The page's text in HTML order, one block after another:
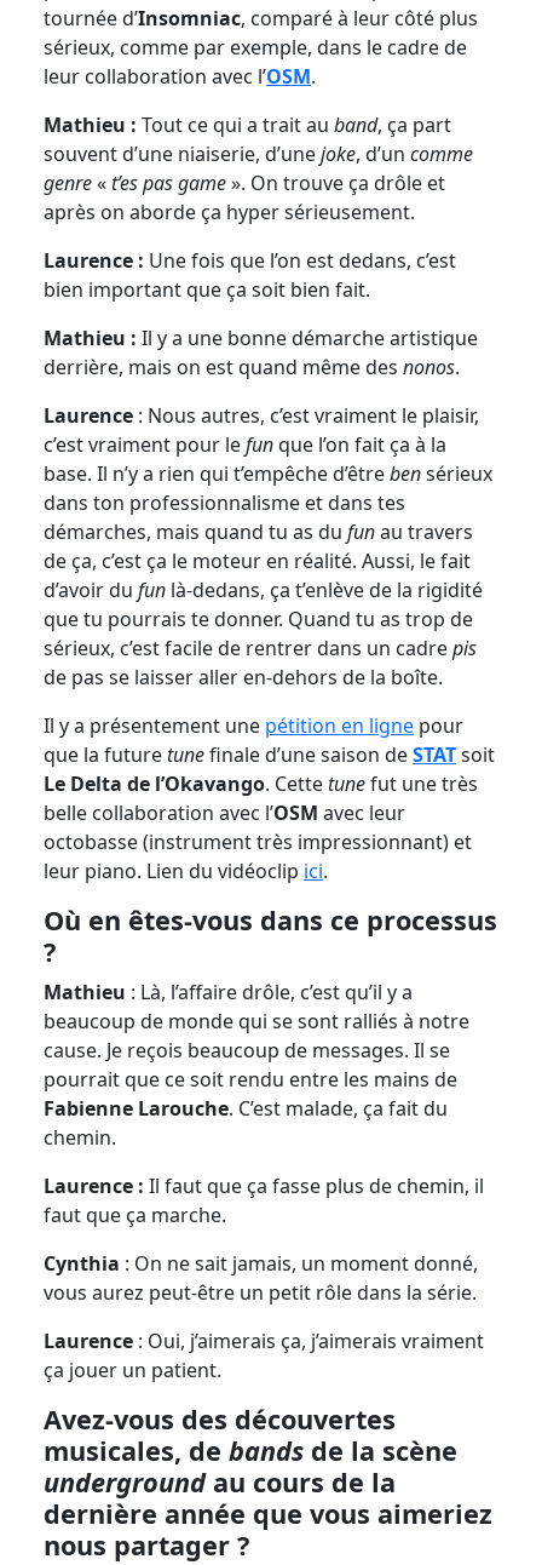
tournée d’Insomniac, comparé à leur côté plus
sérieux, comme par exemple, dans le cadre de
leur collaboration avec l’OSM.
Mathieu : Tout ce qui a trait au band, ça part
souvent d’une niaiserie, d’unejoke, d’un comme
genre«t’es pas game». On trouve ça drôle et
après on aborde ça hyper sérieusement.
Laurence : Une fois que l’on est dedans, c’est
bien important que ça soit bien fait.
Mathieu : Il y a une bonne démarche artistique
derrière, mais on est quand même des nonos.
Laurence : Nous autres, c’est vraiment le plaisir,
c’est vraiment pour lefunque l’on fait ça à la
base. Il n’y a rien qui t’empêche d’êtrebensérieux
dans ton professionnalisme et dans tes
démarches, mais quand tu as du funau travers
de ça, c’est ça le moteur en réalité. Aussi, le fait
d’avoir du fun là-dedans, ça t’enlève de la rigidité
que tu pourrais te donner. Quand tu as trop de
sérieux, c’est facile de rentrer dans un cadrepis
de pas se laisser aller en-dehors de la boîte.
Il y a présentement une pétition en ligne pour
que la futuretunefinale d’une saison deSTATsoit
Le Delta de l’Okavango. Cettetunefut une très
belle collaboration avec l’OSM avec leur
octobasse (instrument très impressionnant) et
leur piano. Lien du vidéoclip ici.
Où en êtes-vous dans ce processus
?
Mathieu : Là, l’affaire drôle, c’est qu’il y a
beaucoup de monde qui se sont ralliés à notre
cause. Je reçois beaucoup de messages. Il se
pourrait que ce soit rendu entre les mains de
Fabienne Larouche. C’est malade, ça fait du
chemin.
Laurence : Il faut que ça fasse plus de chemin, il
faut que ça marche.
Cynthia : On ne sait jamais, un moment donné,
vous aurez peut-être un petit rôle dans la série.
Laurence : Oui, j’aimerais ça, j’aimerais vraiment
ça jouer un patient.
Avez-vous des découvertes
musicales, de bands de la scène
undergroundau cours de la
dernière année que vous aimeriez
nous partager ?